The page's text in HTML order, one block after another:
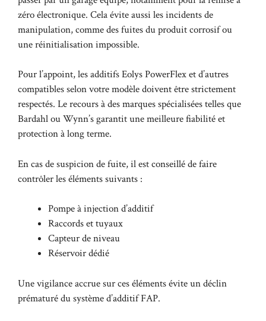
zéro électronique. Cela évite aussi les incidents de
manipulation, comme des fuites du produit corrosif ou
une réinitialisation impossible.
Pour l’appoint, les additifs Eolys PowerFlex et d’autres
compatibles selon votre modèle doivent être strictement
respectés. Le recours à des marques spécialisées telles que
Bardahl ou Wynn’s garantit une meilleure fiabilité et
protection à long terme.
En cas de suspicion de fuite, il est conseillé de faire
contrôler les éléments suivants :
Pompe à injection d’additif
Raccords et tuyaux
Capteur de niveau
Réservoir dédié
Une vigilance accrue sur ces éléments évite un déclin
prématuré du système d’additif FAP.